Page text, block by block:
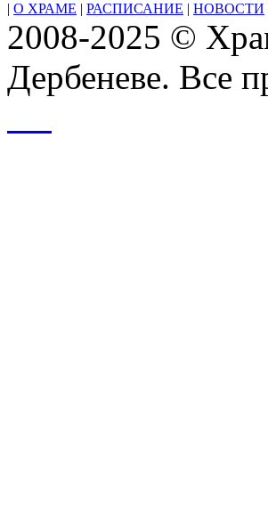
О ХРАМЕ РАСПИСАНИЕ НОВОСТИ
2008-2025 ©
Дербеневе. Все